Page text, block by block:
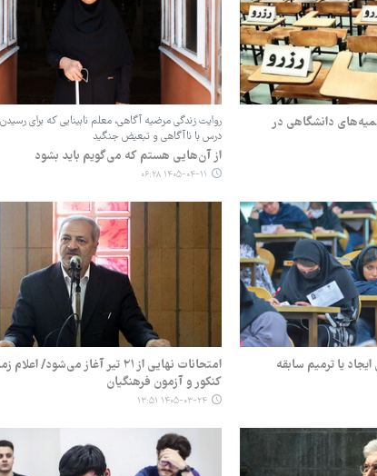
دانشگاهی در
روایت زندگی مرضیه آگاهی، معلم نابینایی که برای
درس با ناآگاهی و تبعیض جنگید
از آن‌هایی هستم که می‌گویم باید بشود
۱۴۰۵-۰۴-۱۱ ۰۶:۲۸
ایجاد یا ترمیم سابقه
امتحانات نهایی از ۲۱ تیر آغاز می‌شود/
کنکور و آزمون فرهنگیان
۱۴۰۵-۰۳-۲۴ ۱۳:۵۱